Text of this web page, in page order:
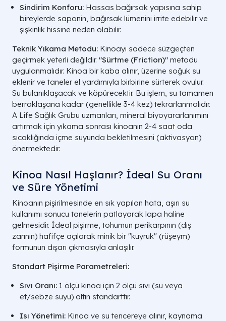
Sindirim Konforu: Hassas bağırsak yapısına sahip
bireylerde saponin, bağırsak lümenini irrite edebilir ve
şişkinlik hissine neden olabilir.
Teknik Yıkama Metodu: Kinoayı sadece süzgeçten
geçirmek yeterli değildir. "Sürtme (Friction)" metodu
uygulanmalıdır. Kinoa bir kaba alınır, üzerine soğuk su
eklenir ve taneler el yardımıyla birbirine sürterek ovulur.
Su bulanıklaşacak ve köpürecektir. Bu işlem, su tamamen
berraklaşana kadar (genellikle 3-4 kez) tekrarlanmalıdır.
A Life Sağlık Grubu uzmanları, mineral biyoyararlanımını
artırmak için yıkama sonrası kinoanın 2-4 saat oda
sıcaklığında içme suyunda bekletilmesini (aktivasyon)
önermektedir.
Kinoa Nasıl Haşlanır? İdeal Su Oranı
ve Süre Yönetimi
Kinoanın pişirilmesinde en sık yapılan hata, aşırı su
kullanımı sonucu tanelerin patlayarak lapa haline
gelmesidir. İdeal pişirme, tohumun perikarpının (dış
zarının) hafifçe açılarak minik bir "kuyruk" (rüşeym)
formunun dışarı çıkmasıyla anlaşılır.
Standart Pişirme Parametreleri:
Sıvı Oranı: 1 ölçü kinoa için 2 ölçü sıvı (su veya
et/sebze suyu) altın standarttır.
Isı Yönetimi: Kinoa ve su tencereye alınır, kaynama